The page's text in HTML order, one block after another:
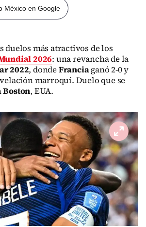
México en Google
duelos más atractivos de los
2026: una revancha de la
2022, dondeFranciaganó 2-0 y
marroquí. Duelo que se
Boston, EUA.